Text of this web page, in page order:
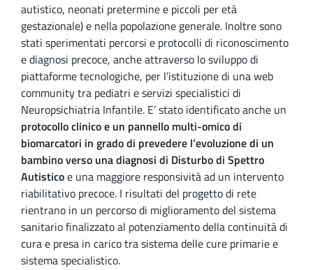
autistico, neonati pretermine e piccoli per età
gestazionale) e nella popolazione generale. Inoltre sono
stati sperimentati percorsi e protocolli di riconoscimento
e diagnosi precoce, anche attraverso lo sviluppo di
piattaforme tecnologiche, per l’istituzione di una web
community tra pediatri e servizi specialistici di
Neuropsichiatria Infantile. E’ stato identificato anche un
protocollo clinico e un pannello multi-omico di
biomarcatori in grado di prevedere l’evoluzione di un
bambino verso una diagnosi di Disturbo di Spettro
Autisticoe una maggiore responsività ad un intervento
riabilitativo precoce. I risultati del progetto di rete
rientrano in un percorso di miglioramento del sistema
sanitario finalizzato al potenziamento della continuità di
cura e presa in carico tra sistema delle cure primarie e
sistema specialistico.